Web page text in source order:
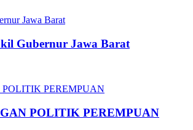
Gubernur Jawa Barat
POLITIK PEREMPUAN